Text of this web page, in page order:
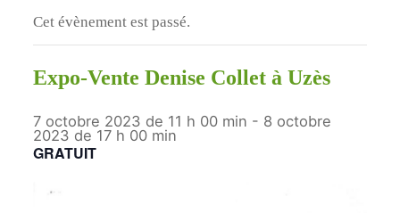
Cet évènement est passé.
Expo-Vente Denise Collet à Uzès
7 octobre 2023 de 11 h 00 min - 8 octobre
2023 de 17 h 00 min
GRATUIT